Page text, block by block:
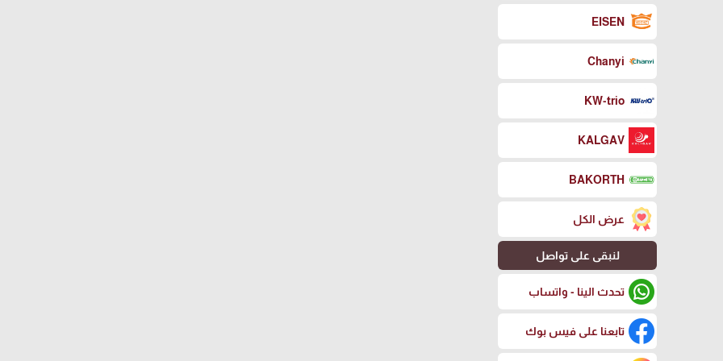
EISEN
Chanyi
KW-trio
KALGAV
BAKORTH
عرض الكل
لنبقى على تواصل
تحدث الينا - واتساب
تابعنا على فيس بوك